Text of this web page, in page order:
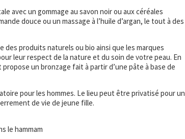
avec un gommage au savon noir ou aux céréales
douce ou un massage à l’huile d’argan, le tout à des
des produits naturels ou bio ainsi que les marques
leur respect de la nature et du soin de votre peau. En
un bronzage fait à partir d’une pâte à base de
pour les hommes. Le lieu peut être privatisé pour un
de vie de jeune fille.
le hammam